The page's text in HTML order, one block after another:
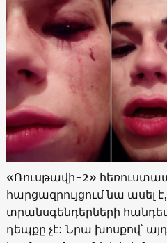
«Ռուսթավի-2»
հարցազրույցում նա ասել
տրանսգենդերների
դեպքը չէ: Նրա խոսքով՝